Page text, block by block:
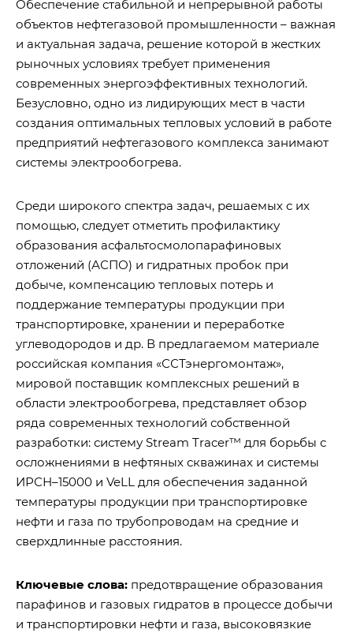
Обеспечение стабильной и непрерывной работы
объектов нефтегазовой промышленности – важная
и актуальная задача, решение которой в жестких
рыночных условиях требует применения
современных энергоэффективных технологий.
Безусловно, одно из лидирующих мест в части
создания оптимальных тепловых условий в работе
предприятий нефтегазового комплекса занимают
системы электрообогрева.
Среди широкого спектра задач, решаемых с их
помощью, следует отметить профилактику
образования асфальтосмолопарафиновых
отложений (АСПО) и гидратных пробок при
добыче, компенсацию тепловых потерь и
поддержание температуры продукции при
транспортировке, хранении и переработке
углеводородов и др. В предлагаемом материале
российская компания «ССТэнергомонтаж»,
мировой поставщик комплексных решений в
области электрообогрева, представляет обзор
ряда современных технологий собственной
разработки: систему Stream Tracer™ для борьбы с
осложнениями в нефтяных скважинах и системы
ИРСН–15000 и VeLL для обеспечения заданной
температуры продукции при транспортировке
нефти и газа по трубопроводам на средние и
сверхдлинные расстояния.
Ключевые слова: предотвращение образования
парафинов и газовых гидратов в процессе добычи
и транспортировки нефти и газа, высоковязкие